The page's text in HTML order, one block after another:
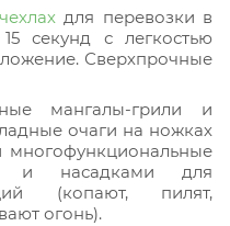
для перевозки в
секунд с легкостью
Сверхпрочные
мангалы-грили и
очаги на ножках
многофункциональные
и насадками для
(копают, пилят,
огонь).